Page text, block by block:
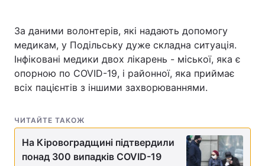
За даними волонтерів, які надають допомогу
медикам, у Подільську дуже складна ситуація.
Інфіковані медики двох лікарень - міської, яка є
опорною по COVID-19, і районної, яка приймає
всіх пацієнтів з іншими захворюваннями.
ЧИТАЙТЕ ТАКОЖ
На Кіровоградщині підтвердили
понад 300 випадків COVID-19